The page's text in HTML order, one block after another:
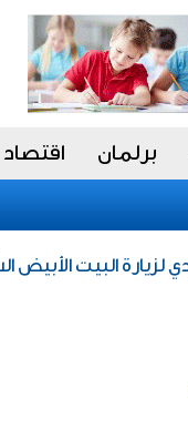
برلمان اقتصاد
لزيارة البيت الأبيض